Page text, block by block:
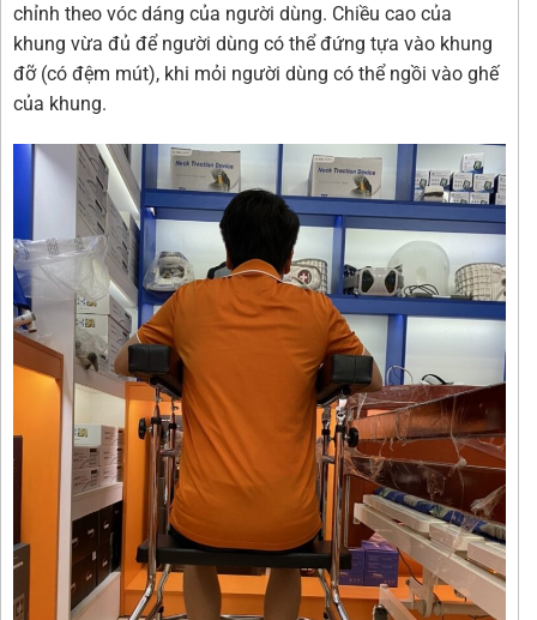
chỉnh theo vóc dáng của người dùng. Chiều cao của
khung vừa đủ để người dùng có thể đứng tựa vào khung
đỡ (có đệm mút), khi mỏi người dùng có thể ngồi vào ghế
của khung.